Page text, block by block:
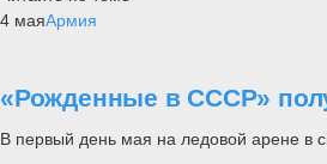
4 маяАрмия
«Рожденные в СССР»
В первый день мая на ледовой арене в